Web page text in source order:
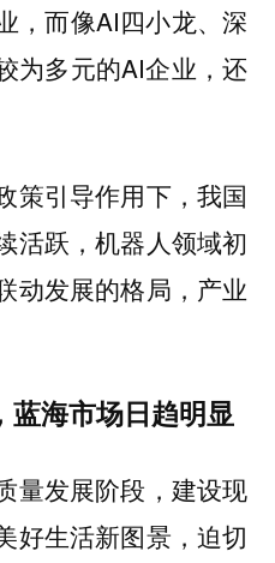
，而像AI四小龙、深
为多元的AI企业，还
策引导作用下，我国
活跃，机器人领域初
动发展的格局，产业
蓝海市场日趋明显
量发展阶段，建设现
好生活新图景，迫切